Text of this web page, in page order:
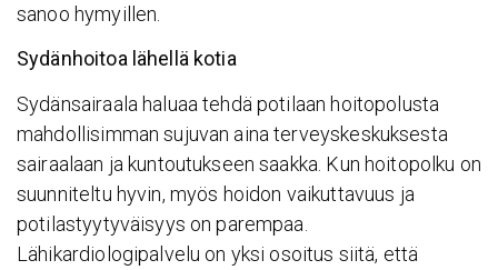
sanoo hymyillen.
Sydänhoitoa lähellä kotia
Sydänsairaala haluaa tehdä potilaan hoitopolusta
mahdollisimman sujuvan aina terveyskeskuksesta
sairaalaan ja kuntoutukseen saakka. Kun hoitopolku on
suunniteltu hyvin, myös hoidon vaikuttavuus ja
potilastyytyväisyys on parempaa.
Lähikardiologipalvelu on yksi osoitus siitä, että